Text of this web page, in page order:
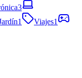
3
1 Viajes1